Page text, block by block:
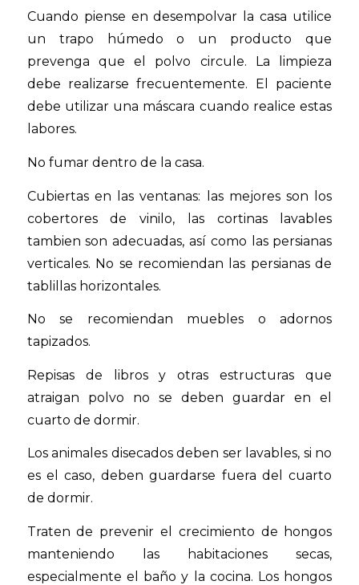
Cuando piense en desempolvar la casa utilice
un trapo húmedo o un producto que
prevenga que el polvo circule. La limpieza
debe realizarse frecuentemente. El paciente
debe utilizar una máscara cuando realice estas
labores.
No fumar dentro de la casa.
Cubiertas en las ventanas: las mejores son los
cobertores de vinilo, las cortinas lavables
tambien son adecuadas, así como las persianas
verticales. No se recomiendan las persianas de
tablillas horizontales.
No se recomiendan muebles o adornos
tapizados.
Repisas de libros y otras estructuras que
atraigan polvo no se deben guardar en el
cuarto de dormir.
Los animales disecados deben ser lavables, si no
es el caso, deben guardarse fuera del cuarto
de dormir.
Traten de prevenir el crecimiento de hongos
manteniendo las habitaciones secas,
especialmente el baño y la cocina. Los hongos